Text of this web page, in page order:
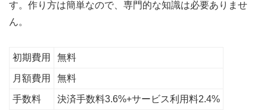
す。作り方は簡単なので、専門的な知識は必要ありませ
ん。
初期費用 無料
月額費用 無料
手数料 決済手数料3.6%+サービス利用料2.4%